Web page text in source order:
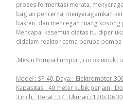
proses fermentasi merata,
bagian pencerna, menyeragamkan
bakteri, dan mencegah ruang kosong
Mencapai kesemua diatas itu
didalam reaktor cerna berupa
.Mesin Pompa Lumpur , cocok untuk
Model : SP 40, Daya.: Elektromotor
Kapasitas : 40 meter kubik perjam,
3 inch, Berat : 37, Ukuran : 120x30x30